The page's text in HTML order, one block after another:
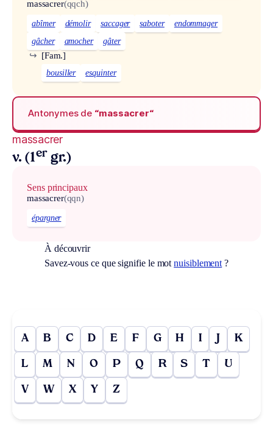
massacrer(qqch)
abîmer démolir saccager saboter
endommager
gâcher
amocher gâter
[Fam.]
↪
bousiller esquinter
Antonymes de “massacrer“
massacrer
v. (1er gr.)
Sens principaux
massacrer(qqn)
épargner
À découvrir
Savez-vous ce que signifie le motnuisiblement ?
A B C D E F G H I J K
L M N O P Q R S T U
V W X Y Z